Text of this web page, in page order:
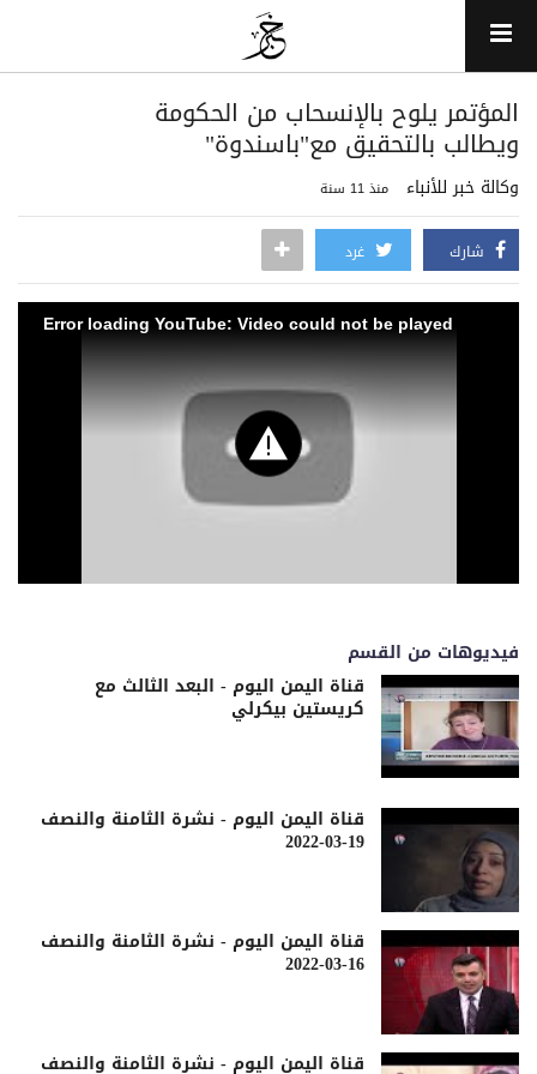
المؤتمر يلوح بالإنسحاب من الحكومة
ويطالب بالتحقيق مع"باسندوة"
وكالة خبر للأنباء منذ 11 سنة
شارك غرد
Error loading YouTube: Video could not be played
فيديوهات من القسم
قناة اليمن اليوم - البعد الثالث مع
كريستين بيكرلي
قناة اليمن اليوم - نشرة الثامنة والنصف
19-03-2022
قناة اليمن اليوم - نشرة الثامنة والنصف
16-03-2022
قناة اليمن اليوم - نشرة الثامنة والنصف